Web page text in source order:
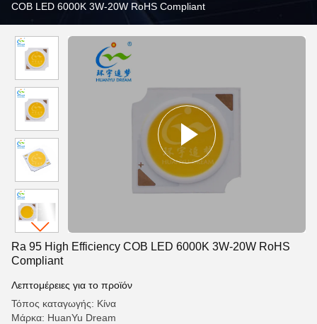
COB LED 6000K 3W-20W RoHS Compliant
Ra 95 High Efficiency COB LED 6000K 3W-20W RoHS
Compliant
Λεπτομέρειες για το προϊόν
Τόπος καταγωγής: Κίνα
Μάρκα: HuanYu Dream